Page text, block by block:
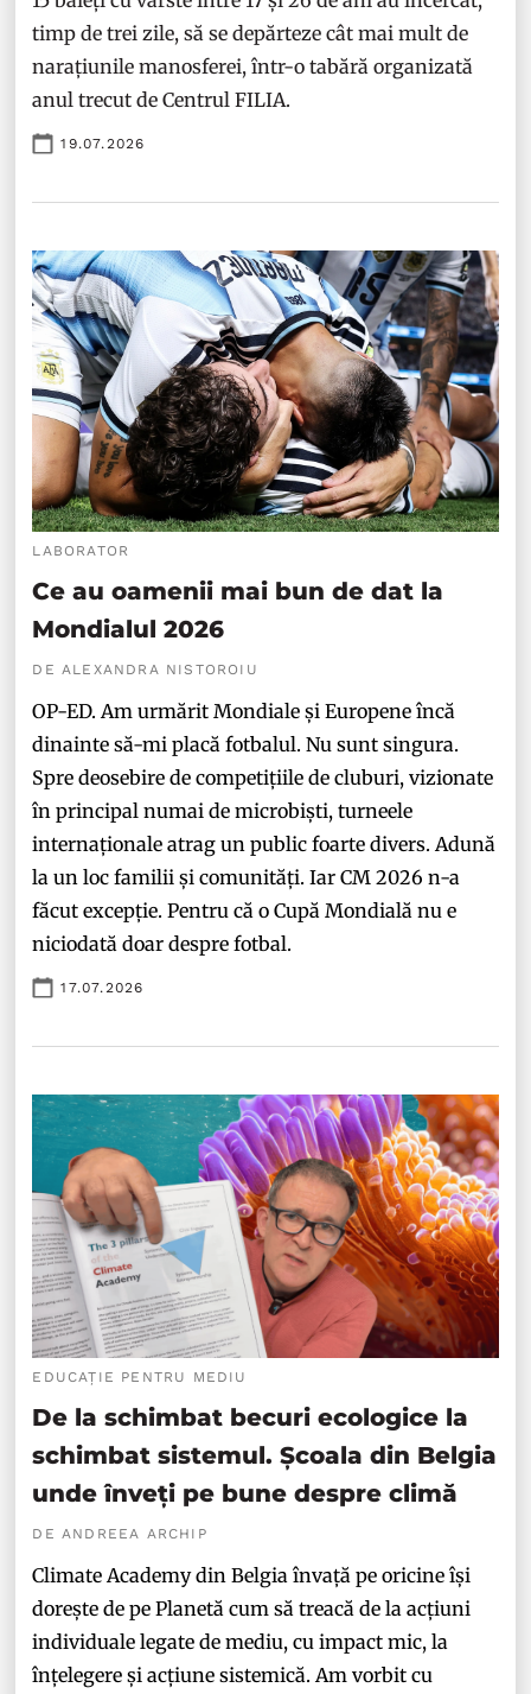
timp de trei zile, să se depărteze cât mai mult de
narațiunile manosferei, într-o tabără organizată
anul trecut de Centrul FILIA.
19.07.2026
LABORATOR
Ce au oamenii mai bun de dat la
Mondialul 2026
DE ALEXANDRA NISTOROIU
OP-ED. Am urmărit Mondiale și Europene încă
dinainte să-mi placă fotbalul. Nu sunt singura.
Spre deosebire de competițiile de cluburi, vizionate
în principal numai de microbiști, turneele
internaționale atrag un public foarte divers. Adună
la un loc familii și comunități. Iar CM 2026 n-a
făcut excepție. Pentru că o Cupă Mondială nu e
niciodată doar despre fotbal.
17.07.2026
EDUCAȚIE PENTRU MEDIU
De la schimbat becuri ecologice la
schimbat sistemul. Școala din Belgia
unde înveți pe bune despre climă
DE ANDREEA ARCHIP
Climate Academy din Belgia învață pe oricine își
dorește de pe Planetă cum să treacă de la acțiuni
individuale legate de mediu, cu impact mic, la
înțelegere și acțiune sistemică. Am vorbit cu